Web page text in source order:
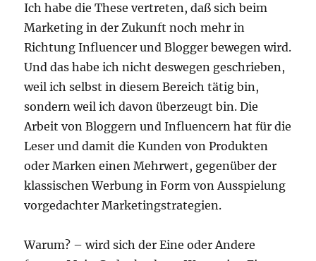
Ich habe die These vertreten, daß sich beim
Marketing in der Zukunft noch mehr in
Richtung Influencer und Blogger bewegen wird.
Und das habe ich nicht deswegen geschrieben,
weil ich selbst in diesem Bereich tätig bin,
sondern weil ich davon überzeugt bin. Die
Arbeit von Bloggern und Influencern hat für die
Leser und damit die Kunden von Produkten
oder Marken einen Mehrwert, gegenüber der
klassischen Werbung in Form von Ausspielung
vorgedachter Marketingstrategien.
Warum? – wird sich der Eine oder Andere